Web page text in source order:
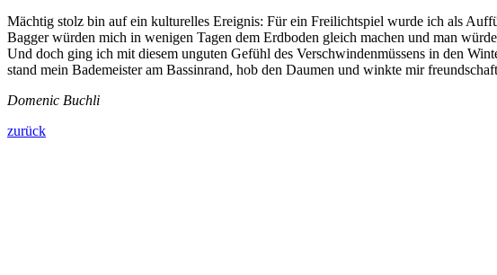
Mächtig stolz bin auf ein kulturelles Ereignis: Für ein Freilichtspiel wurde ich als
Bagger würden mich in wenigen Tagen dem Erdboden gleich machen und man
Und doch ging ich mit diesem unguten Gefühl des Verschwindenmüssens in den
stand mein Bademeister am Bassinrand, hob den Daumen und winkte mir
Domenic Buchli
zurück